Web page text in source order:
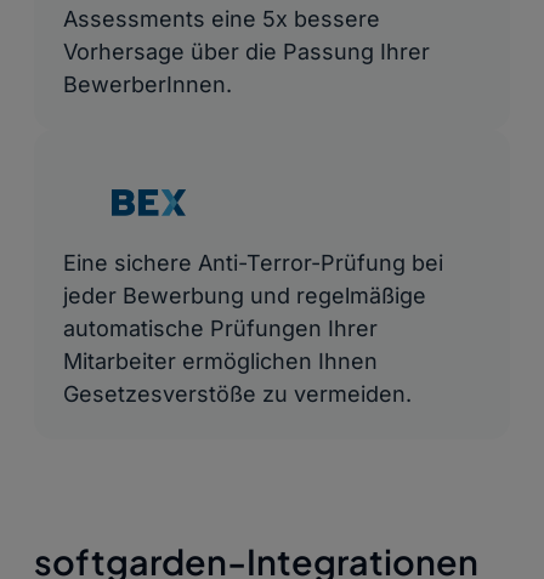
Assessments eine 5x bessere
Vorhersage über die Passung Ihrer
BewerberInnen.
Eine sichere Anti-Terror-Prüfung bei
jeder Bewerbung und regelmäßige
automatische Prüfungen Ihrer
Mitarbeiter ermöglichen Ihnen
Gesetzesverstöße zu vermeiden.
softgarden-Integrationen